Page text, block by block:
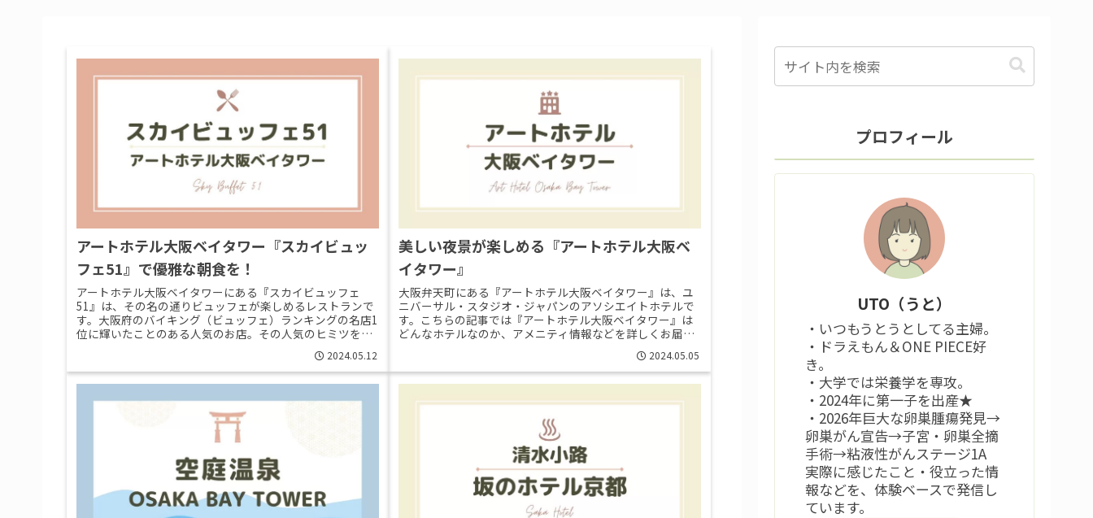
アートホテル大阪ベイタワー『スカイビュッ
フェ51』で優雅な朝食を！
アートホテル大阪ベイタワーにある『スカイビュッフェ
51』は、その名の通りビュッフェが楽しめるレストランで
す。大阪府のバイキング（ビュッフェ）ランキングの名店1
位に輝いたことのある人気のお店。その人気のヒミツを覗
2024.05.12
美しい夜景が楽しめる『アートホテル大阪ベ
イタワー』
大阪弁天町にある『アートホテル大阪ベイタワー』は、ユ
ニバーサル・スタジオ・ジャパンのアソシエイトホテルで
す。こちらの記事では『アートホテル大阪ベイタワー』は
どんなホテルなのか、アメニティ情報などを詳しくお届け
2024.05.05
プロフィール
UTO（うと）
・いつもうとうとしてる主婦。
・ドラえもん＆ONE PIECE好
き。
・大学では栄養学を専攻。
・2024年に第一子を出産★
・2026年巨大な卵巣腫瘍発見→
卵巣がん宣告→子宮・卵巣全摘
手術→粘液性がんステージ1A
実際に感じたこと・役立った情
報などを、体験ベースで発信し
ています。